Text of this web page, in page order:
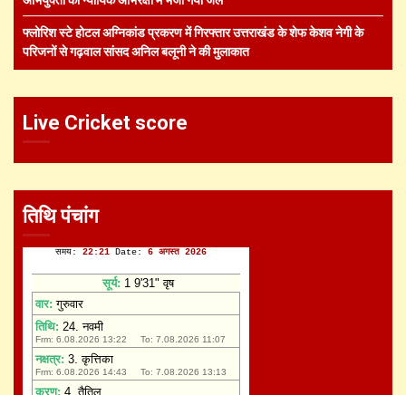
फ्लोरिश स्टे होटल अग्निकांड प्रकरण में गिरफ्तार उत्तराखंड के शेफ केशव नेगी के
परिजनों से गढ़वाल सांसद अनिल बलूनी ने की मुलाकात
Live Cricket score
तिथि पंचांग